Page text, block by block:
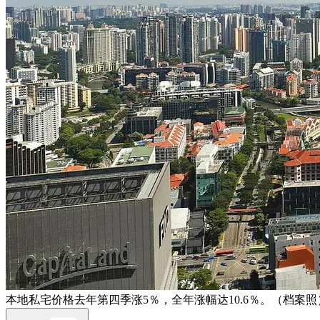
本地私宅价格去年第四季涨5％，全年涨幅达10.6％。（档案照